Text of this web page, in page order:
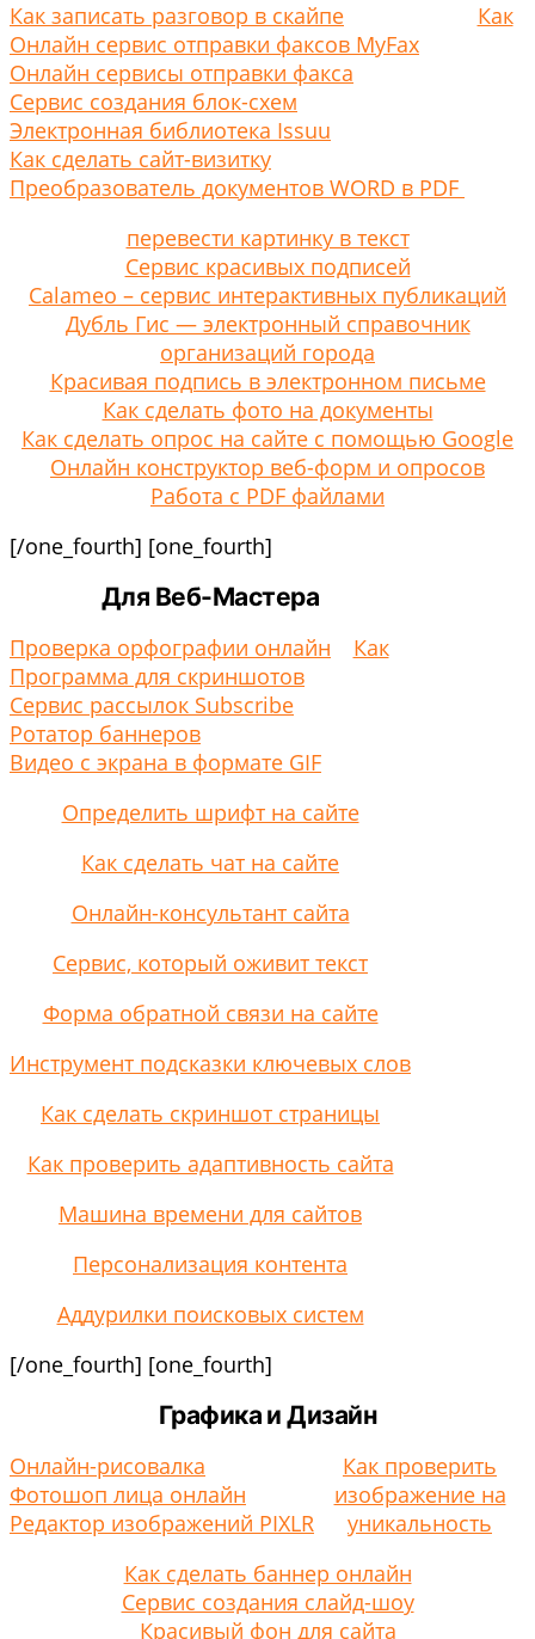
Как записать разговор в скайпе
Онлайн сервис отправки факсов MyFax
Онлайн сервисы отправки факса
Сервис создания блок-схем
Электронная библиотека Issuu
Как сделать сайт-визитку
Преобразователь документов WORD в PDF
Как
перевести картинку в текст
Сервис красивых подписей
Calameo – сервис интерактивных публикаций
Дубль Гис — электронный справочник
организаций города
Красивая подпись в электронном письме
Как сделать фото на документы
Как сделать опрос на сайте с помощью Google
Онлайн конструктор веб-форм и опросов
Работа с PDF файлами
[/one_fourth] [one_fourth]
Для Веб-Мастера
Проверка орфографии онлайн
Программа для скриншотов
Сервис рассылок Subscribe
Ротатор баннеров
Видео с экрана в формате GIF
Как
Определить шрифт на сайте
Как сделать чат на сайте
Онлайн-консультант сайта
Сервис, который оживит текст
Форма обратной связи на сайте
Инструмент подсказки ключевых слов
Как сделать скриншот страницы
Как проверить адаптивность сайта
Машина времени для сайтов
Персонализация контента
Аддурилки поисковых систем
[/one_fourth] [one_fourth]
Графика и Дизайн
Онлайн-рисовалка
Фотошоп лица онлайн
Редактор изображений PIXLR
Как проверить
изображение на
уникальность
Как сделать баннер онлайн
Сервис создания слайд-шоу
Красивый фон для сайта